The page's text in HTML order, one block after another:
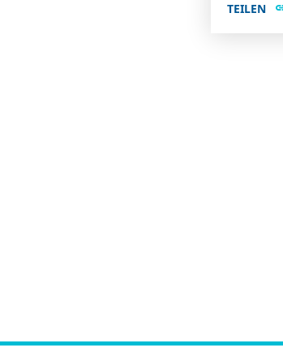
TEILEN